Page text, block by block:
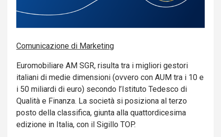
Comunicazione di Marketing
Euromobiliare AM SGR, risulta tra i migliori gestori
italiani di medie dimensioni (ovvero con AUM tra i 10 e
i 50 miliardi di euro) secondo l’Istituto Tedesco di
Qualità e Finanza. La società si posiziona al terzo
posto della classifica, giunta alla quattordicesima
edizione in Italia, con il Sigillo TOP.